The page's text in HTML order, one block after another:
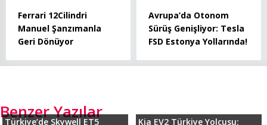
Ferrari 12Cilindri
Manuel Şanzımanla
Geri Dönüyor
Avrupa’da Otonom
Sürüş Genişliyor: Tesla
FSD Estonya Yollarında!
Benzer Yazılar
Türkiye’de Skywell ET5
Kia EV2 Türkiye Yolcusu: